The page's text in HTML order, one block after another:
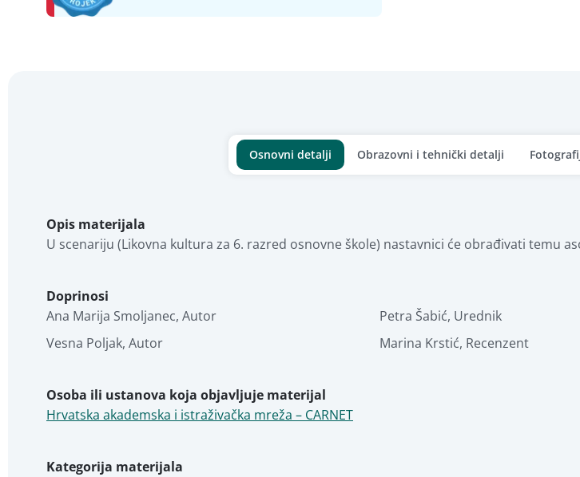
Osnovni detalji Obrazovni i tehnički detalji
Opis materijala
U scenariju (Likovna kultura za 6. razred osnovne škole) nastavnici će obrađivati temu
Doprinosi
Ana Marija Smoljanec, Autor Petra Šabić, Urednik
Vesna Poljak, Autor Marina Krstić, Recenzent
Osoba ili ustanova koja objavljuje materijal
Hrvatska akademska i istraživačka mreža – CARNET
Kategorija materijala